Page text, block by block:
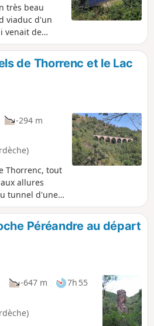
très beau
viaduc d'un
venait de
Rambert
de Thorrenc et le Lac
-294 m
Thorrenc, tout
allures
tunnel d'une
régionale et
de Vert !Péréandre au départ
-647 m
7h 55